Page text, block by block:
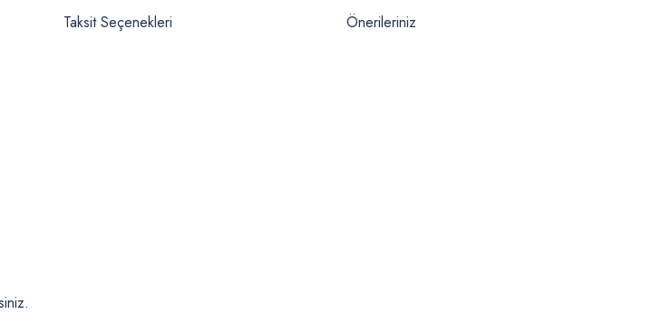
Taksit Seçenekleri Önerileriniz